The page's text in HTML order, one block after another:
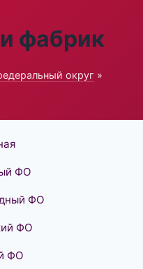
фабрик
округ »
ФО
ФО
ФО
ФО